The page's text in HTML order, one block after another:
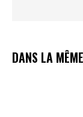
DANS LA